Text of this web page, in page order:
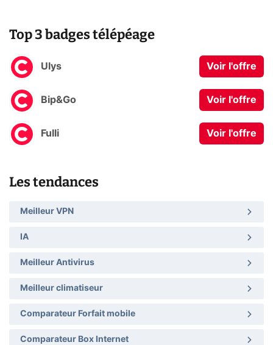
Top 3 badges télépéage
Ulys Voir l'offre
Bip&Go Voir l'offre
Fulli Voir l'offre
Les tendances
Meilleur VPN
IA
Meilleur Antivirus
Meilleur climatiseur
Comparateur Forfait mobile
Comparateur Box Internet